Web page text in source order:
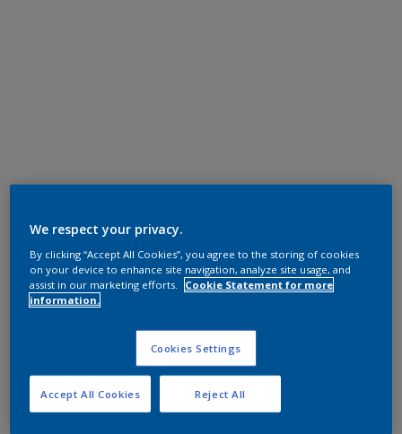
We respect your privacy.
By clicking “Accept All Cookies”, you agree to the storing of cookies
on your device to enhance site navigation, analyze site usage, and
assist in our marketing efforts.
Cookie Statement for more
information.
Cookies Settings
Reject All
Accept All Cookies